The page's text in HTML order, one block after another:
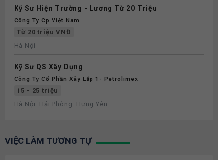
Kỹ Sư Hiện Trường - Lương Từ 20 Triệu
Công Ty Cp Việt Nam
Từ 20 triệu VNĐ
Hà Nội
Kỹ Sư QS Xây Dựng
Công Ty Cổ Phần Xây Lắp 1- Petrolimex
15 - 25 triệu
Hà Nội, Hải Phòng, Hưng Yên
VIỆC LÀM TƯƠNG TỰ